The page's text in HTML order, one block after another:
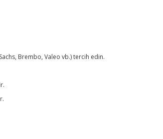
Brembo, Valeo vb.) tercih edin.